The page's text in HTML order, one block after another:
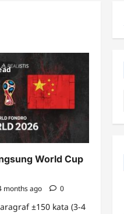
World Cup
months ago 0
±150 kata (3-4